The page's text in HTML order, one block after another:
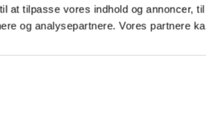
at tilpasse vores indhold og annoncer,
og analysepartnere. Vores partnere